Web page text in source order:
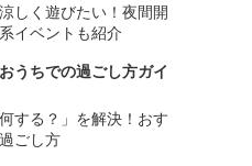
しく遊びたい！夜間開
イベントも紹介
うちでの過ごし方ガイ
何する？」を解決！おす
ごし方